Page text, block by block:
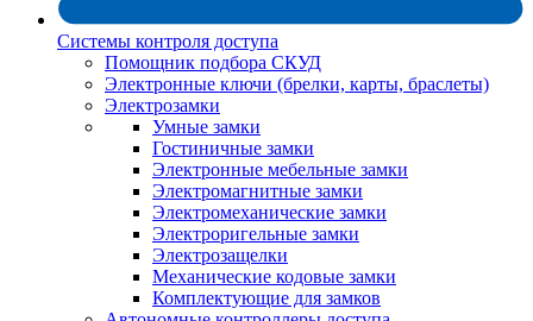
Системы контроля доступа
Помощник подбора СКУД
Электронные ключи (брелки, карты, браслеты)
Электрозамки
Умные замки
Гостиничные замки
Электронные мебельные замки
Электромагнитные замки
Электромеханические замки
Электроригельные замки
Электрозащелки
Механические кодовые замки
Комплектующие для замков